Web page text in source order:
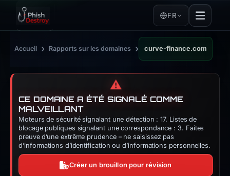
FR
Accueil › Rapports sur les domaines › curve-flnance.com
⚠️
CE DOMAINE A ÉTÉ SIGNALÉ COMME
MALVEILLANT
Moteurs de sécurité signalant une détection : 17. Listes de
blocage publiques signalant une correspondance : 3. Faites
preuve d’une extrême prudence – ne saisissez pas
d’informations d’identification ou d’informations personnelles.
Créer un brouillon pour révision